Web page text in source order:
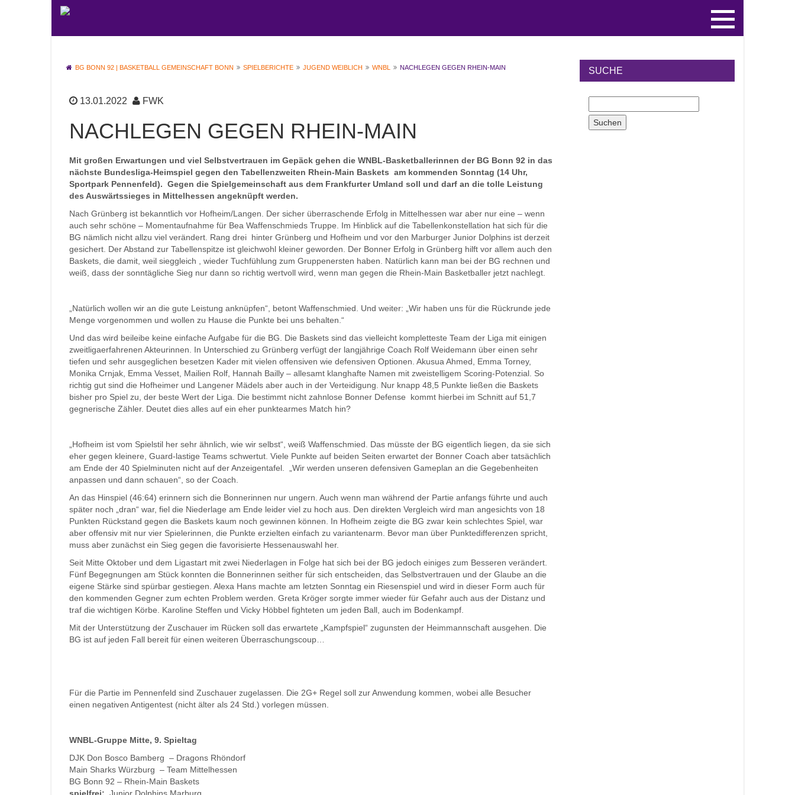
BG BONN 92 | BASKETBALL GEMEINSCHAFT BONN SPIELBERICHTE JUGEND WEIBLICH WNBL NACHLEGEN GEGEN RHEIN-MAIN
13.01.2022 FWK
NACHLEGEN GEGEN RHEIN-MAIN
Mit großen Erwartungen und viel Selbstvertrauen im Gepäck gehen die WNBL-Basketballerinnen der BG Bonn 92 in das
nächste Bundesliga-Heimspiel gegen den Tabellenzweiten Rhein-Main Baskets am kommenden Sonntag (14 Uhr,
Sportpark Pennenfeld). Gegen die Spielgemeinschaft aus dem Frankfurter Umland soll und darf an die tolle Leistung
des Auswärtssieges in Mittelhessen angeknüpft werden.
Nach Grünberg ist bekanntlich vor Hofheim/Langen. Der sicher überraschende Erfolg in Mittelhessen war aber nur eine – wenn
auch sehr schöne – Momentaufnahme für Bea Waffenschmieds Truppe. Im Hinblick auf die Tabellenkonstellation hat sich für die
BG nämlich nicht allzu viel verändert. Rang drei hinter Grünberg und Hofheim und vor den Marburger Junior Dolphins ist derzeit
gesichert. Der Abstand zur Tabellenspitze ist gleichwohl kleiner geworden. Der Bonner Erfolg in Grünberg hilft vor allem auch den
Baskets, die damit, weil sieggleich , wieder Tuchfühlung zum Gruppenersten haben. Natürlich kann man bei der BG rechnen und
weiß, dass der sonntägliche Sieg nur dann so richtig wertvoll wird, wenn man gegen die Rhein-Main Basketballer jetzt nachlegt.
„Natürlich wollen wir an die gute Leistung anknüpfen“, betont Waffenschmied. Und weiter: „Wir haben uns für die Rückrunde jede
Menge vorgenommen und wollen zu Hause die Punkte bei uns behalten.“
Und das wird beileibe keine einfache Aufgabe für die BG. Die Baskets sind das vielleicht kompletteste Team der Liga mit einigen
zweitligaerfahrenen Akteurinnen. In Unterschied zu Grünberg verfügt der langjährige Coach Rolf Weidemann über einen sehr
tiefen und sehr ausgeglichen besetzen Kader mit vielen offensiven wie defensiven Optionen. Akusua Ahmed, Emma Torney,
Monika Crnjak, Emma Vesset, Mailien Rolf, Hannah Bailly – allesamt klanghafte Namen mit zweistelligem Scoring-Potenzial. So
richtig gut sind die Hofheimer und Langener Mädels aber auch in der Verteidigung. Nur knapp 48,5 Punkte ließen die Baskets
bisher pro Spiel zu, der beste Wert der Liga. Die bestimmt nicht zahnlose Bonner Defense kommt hierbei im Schnitt auf 51,7
gegnerische Zähler. Deutet dies alles auf ein eher punktearmes Match hin?
„Hofheim ist vom Spielstil her sehr ähnlich, wie wir selbst“, weiß Waffenschmied. Das müsste der BG eigentlich liegen, da sie sich
eher gegen kleinere, Guard-lastige Teams schwertut. Viele Punkte auf beiden Seiten erwartet der Bonner Coach aber tatsächlich
am Ende der 40 Spielminuten nicht auf der Anzeigentafel. „Wir werden unseren defensiven Gameplan an die Gegebenheiten
anpassen und dann schauen“, so der Coach.
An das Hinspiel (46:64) erinnern sich die Bonnerinnen nur ungern. Auch wenn man während der Partie anfangs führte und auch
später noch „dran“ war, fiel die Niederlage am Ende leider viel zu hoch aus. Den direkten Vergleich wird man angesichts von 18
Punkten Rückstand gegen die Baskets kaum noch gewinnen können. In Hofheim zeigte die BG zwar kein schlechtes Spiel, war
aber offensiv mit nur vier Spielerinnen, die Punkte erzielten einfach zu variantenarm. Bevor man über Punktedifferenzen spricht,
muss aber zunächst ein Sieg gegen die favorisierte Hessenauswahl her.
Seit Mitte Oktober und dem Ligastart mit zwei Niederlagen in Folge hat sich bei der BG jedoch einiges zum Besseren verändert.
Fünf Begegnungen am Stück konnten die Bonnerinnen seither für sich entscheiden, das Selbstvertrauen und der Glaube an die
eigene Stärke sind spürbar gestiegen. Alexa Hans machte am letzten Sonntag ein Riesenspiel und wird in dieser Form auch für
den kommenden Gegner zum echten Problem werden. Greta Kröger sorgte immer wieder für Gefahr auch aus der Distanz und
traf die wichtigen Körbe. Karoline Steffen und Vicky Höbbel fighteten um jeden Ball, auch im Bodenkampf.
Mit der Unterstützung der Zuschauer im Rücken soll das erwartete „Kampfspiel“ zugunsten der Heimmannschaft ausgehen. Die
BG ist auf jeden Fall bereit für einen weiteren Überraschungscoup…
Für die Partie im Pennenfeld sind Zuschauer zugelassen. Die 2G+ Regel soll zur Anwendung kommen, wobei alle Besucher
einen negativen Antigentest (nicht älter als 24 Std.) vorlegen müssen.
WNBL-Gruppe Mitte, 9. Spieltag
DJK Don Bosco Bamberg – Dragons Rhöndorf
Main Sharks Würzburg – Team Mittelhessen
BG Bonn 92 – Rhein-Main Baskets
SUCHE